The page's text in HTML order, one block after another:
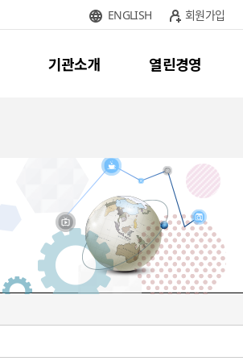
ENGLISH 회원가입
기관소개 열린경영